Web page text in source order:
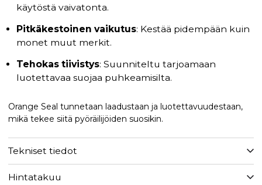
käytöstä vaivatonta.
Pitkäkestoinen vaikutus: Kestää pidempään kuin
monet muut merkit.
Tehokas tiivistys: Suunniteltu tarjoamaan
luotettavaa suojaa puhkeamisilta.
Orange Seal tunnetaan laadustaan ja luotettavuudestaan,
mikä tekee siitä pyöräilijöiden suosikin.
Tekniset tiedot
Hintatakuu